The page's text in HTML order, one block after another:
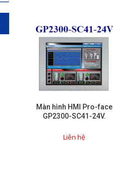
Màn hình HMI Pro-face
GP2300-SC41-24V.
Liên hệ